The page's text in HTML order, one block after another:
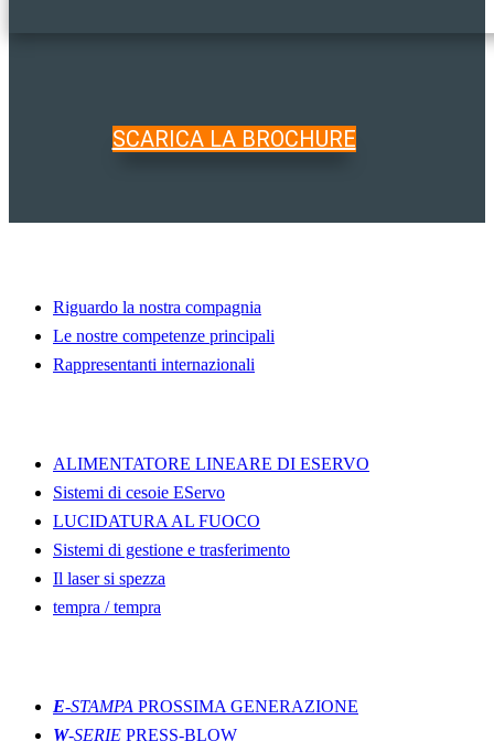
SCARICA LA BROCHURE
Riguardo la nostra compagnia
Le nostre competenze principali
Rappresentanti internazionali
ALIMENTATORE LINEARE DI ESERVO
Sistemi di cesoie EServo
LUCIDATURA AL FUOCO
Sistemi di gestione e trasferimento
Il laser si spezza
tempra / tempra
E-STAMPA PROSSIMA GENERAZIONE
W-SERIE PRESS-BLOW